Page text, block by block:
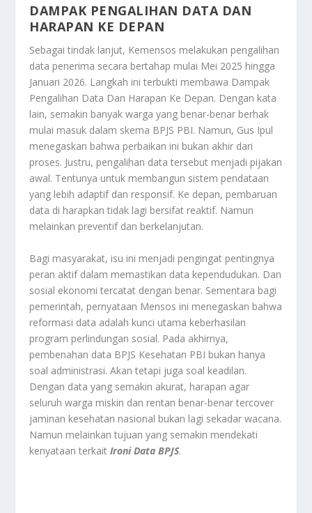
DAMPAK PENGALIHAN DATA DAN
HARAPAN KE DEPAN
Sebagai tindak lanjut, Kemensos melakukan pengalihan
data penerima secara bertahap mulai Mei 2025 hingga
Januari 2026. Langkah ini terbukti membawa Dampak
Pengalihan Data Dan Harapan Ke Depan. Dengan kata
lain, semakin banyak warga yang benar-benar berhak
mulai masuk dalam skema BPJS PBI. Namun, Gus Ipul
menegaskan bahwa perbaikan ini bukan akhir dari
proses. Justru, pengalihan data tersebut menjadi pijakan
awal. Tentunya untuk membangun sistem pendataan
yang lebih adaptif dan responsif. Ke depan, pembaruan
data di harapkan tidak lagi bersifat reaktif. Namun
melainkan preventif dan berkelanjutan.
Bagi masyarakat, isu ini menjadi pengingat pentingnya
peran aktif dalam memastikan data kependudukan. Dan
sosial ekonomi tercatat dengan benar. Sementara bagi
pemerintah, pernyataan Mensos ini menegaskan bahwa
reformasi data adalah kunci utama keberhasilan
program perlindungan sosial. Pada akhirnya,
pembenahan data BPJS Kesehatan PBI bukan hanya
soal administrasi. Akan tetapi juga soal keadilan.
Dengan data yang semakin akurat, harapan agar
seluruh warga miskin dan rentan benar-benar tercover
jaminan kesehatan nasional bukan lagi sekadar wacana.
Namun melainkan tujuan yang semakin mendekati
kenyataan terkaitIroni Data BPJS.